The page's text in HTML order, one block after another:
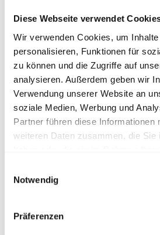
Diese Webseite verwendet
Wir verwenden Cookies, um
personalisieren, Funktionen für
zu können und die Zugriffe auf
analysieren. Außerdem geben wir
Verwendung unserer Website an
soziale Medien, Werbung und
Partner führen diese Informationen
weiteren Daten zusammen, die Sie
Notwendig
Präferenzen